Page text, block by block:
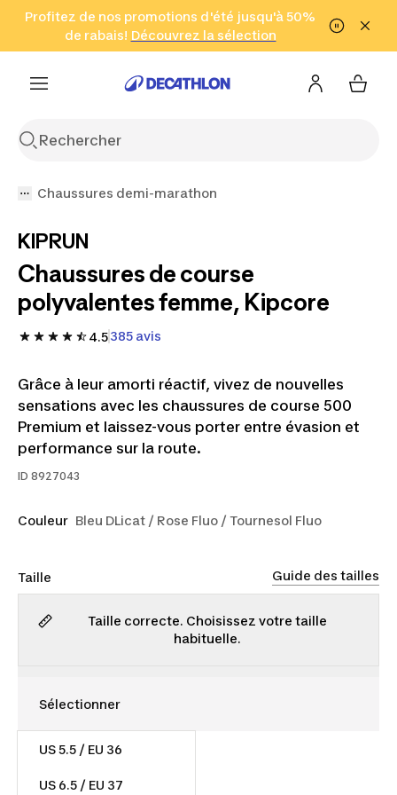
Aller à la recherche Aller au contenu Aller au pied de
Profitez de nos promotions d'été jusqu'à 50%
de rabais! Découvrez la sélection
Cliquez ici
en seulement 2 h!
(Zones sélectionnées)
Chaussures demi-marathon
KIPRUN
Chaussures de course
polyvalentes femme, Kipcore
4.5385 avis
Grâce à leur amorti réactif, vivez de nouvelles
sensations avec les chaussures de course 500
Premium et laissez-vous porter entre évasion et
performance sur la route.
ID 8927043
Couleur Bleu DLicat / Rose Fluo / Tournesol Fluo
Taille Guide des tailles
Taille correcte. Choisissez votre taille
habituelle.
US 5.5 / EU 36
US 6.5 / EU 37